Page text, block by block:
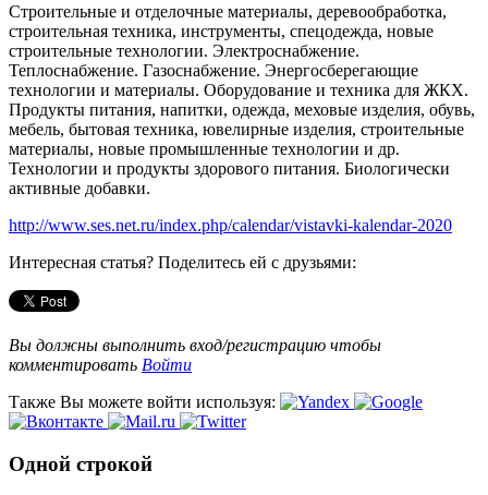
Строительные и отделочные материалы, деревообработка,
строительная техника, инструменты, спецодежда, новые
строительные технологии. Электроснабжение.
Теплоснабжение. Газоснабжение. Энергосберегающие
технологии и материалы. Оборудование и техника для ЖКХ.
Продукты питания, напитки, одежда, меховые изделия, обувь,
мебель, бытовая техника, ювелирные изделия, строительные
материалы, новые промышленные технологии и др.
Технологии и продукты здорового питания. Биологически
активные добавки.
http://www.ses.net.ru/index.php/calendar/vistavki-kalendar-2020
Интересная статья? Поделитесь ей с друзьями:
Вы должны выполнить вход/регистрацию чтобы
комментировать Войти
Также Вы можете войти используя:
Одной строкой